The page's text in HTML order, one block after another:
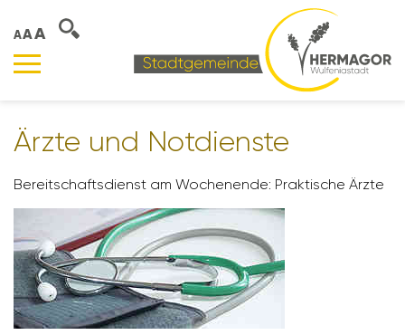
AAA
Ärzte und Notdienste
Bereit­schafts­dienst am Wochen­ende: Prak­ti­sche Ärzte